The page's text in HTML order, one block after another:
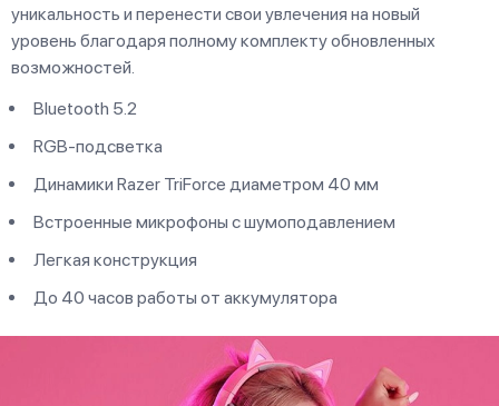
уникальность и перенести свои увлечения на новый
уровень благодаря полному комплекту обновленных
возможностей.
Bluetooth 5.2
RGB-подсветка
Динамики Razer TriForce диаметром 40 мм
Встроенные микрофоны с шумоподавлением
Легкая конструкция
До 40 часов работы от аккумулятора